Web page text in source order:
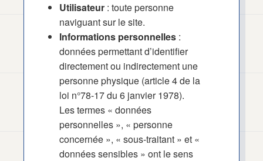
Utilisateur : toute personne
naviguant sur le site.
Informations personnelles :
données permettant d’identifier
directement ou indirectement une
personne physique (article 4 de la
loi n°78-17 du 6 janvier 1978).
Les termes « données
personnelles », « personne
concernée », « sous-traitant » et «
données sensibles » ont le sens